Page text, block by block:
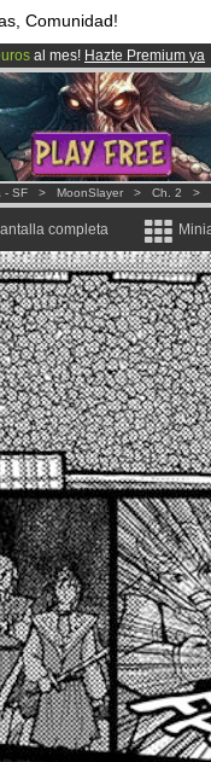
Comunidad!
al mes! Hazte Premium ya
lanzado!.
Cómics y Mangas!.
- SF > MoonSlayer > Ch. 2 >
completa